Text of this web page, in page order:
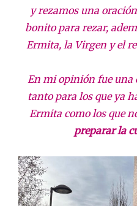
y rezamos una
bonito para rezar,
Ermita, la Virgen y el
En mi opinión fue
tanto para los que ya
Ermita como los que
preparar la